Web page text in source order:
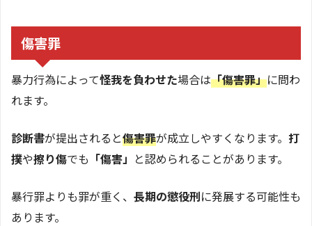
傷害罪
暴力行為によって怪我を負わせた場合は「傷害罪」に問わ
れます。
診断書が提出されると傷害罪が成立しやすくなります。 打
撲や擦り傷でも 「傷害」 と認められることがあります。
暴行罪よりも罪が重く、 長期の懲役刑に発展する可能性も
あります。